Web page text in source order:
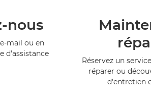
nous
mail ou en
d'assistance
Réservez un
réparer ou
d'entretien